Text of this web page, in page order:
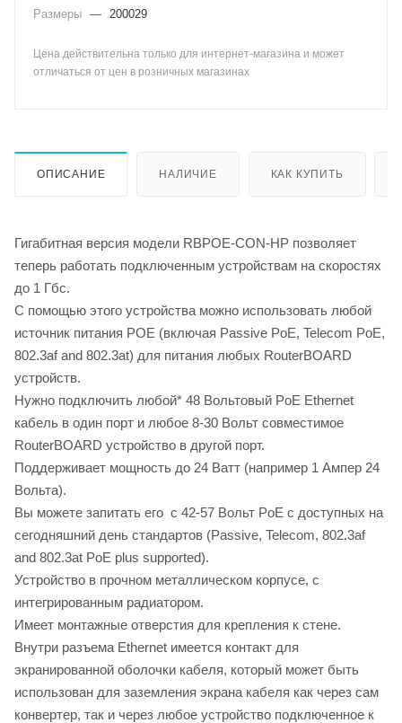
Размеры — 200029
Цена действительна только для интернет-магазина и может
отличаться от цен в розничных магазинах
ОПИСАНИЕ НАЛИЧИЕ КАК КУПИТЬ
Гигабитная версия модели RBPOE-CON-HP позволяет
теперь работать подключенным устройствам на скоростях
до 1 Гбс.
С помощью этого устройства можно использовать любой
источник питания POE (включая Passive PoE, Telecom PoE,
802.3af and 802.3at) для питания любых RouterBOARD
устройств.
Нужно подключить любой* 48 Вольтовый PoE Ethernet
кабель в один порт и любое 8-30 Вольт совместимое
RouterBOARD устройство в другой порт.
Поддерживает мощность до 24 Ватт (например 1 Ампер 24
Вольта).
Вы можете запитать его с 42-57 Вольт PoE с доступных на
сегодняшний день стандартов (Passive, Telecom, 802.3af
and 802.3at PoE plus supported).
Устройство в прочном металлическом корпусе, с
интегрированным радиатором.
Имеет монтажные отверстия для крепления к стене.
Внутри разъема Ethernet имеется контакт для
экранированной оболочки кабеля, который может быть
использован для заземления экрана кабеля как через сам
конвертер, так и через любое устройство подключенное к